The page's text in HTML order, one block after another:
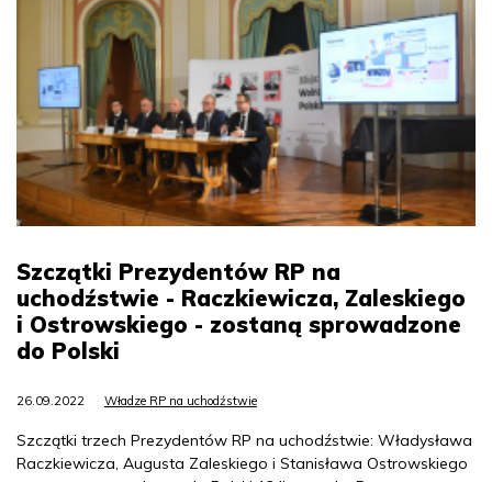
Szczątki Prezydentów RP na
uchodźstwie - Raczkiewicza, Zaleskiego
i Ostrowskiego - zostaną sprowadzone
do Polski
26.09.2022 Władze RP na uchodźstwie
Szczątki trzech Prezydentów RP na uchodźstwie: Władysława
Raczkiewicza, Augusta Zaleskiego i Stanisława Ostrowskiego